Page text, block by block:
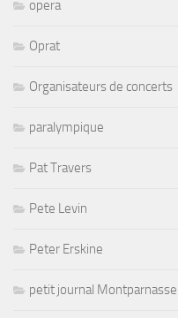
opera
Oprat
Organisateurs de concerts
paralympique
Pat Travers
Pete Levin
Peter Erskine
petit journal Montparnasse